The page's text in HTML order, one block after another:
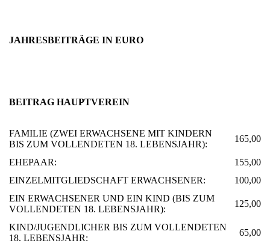
JAHRESBEITRÄGE IN EURO
BEITRAG HAUPTVEREIN
FAMILIE (ZWEI ERWACHSENE MIT KINDERN
BIS ZUM VOLLENDETEN 18. LEBENSJAHR):
165,00
EHEPAAR:
155,00
EINZELMITGLIEDSCHAFT ERWACHSENER:
100,00
EIN ERWACHSENER UND EIN KIND (BIS ZUM
VOLLENDETEN 18. LEBENSJAHR):
125,00
KIND/JUGENDLICHER BIS ZUM VOLLENDETEN
18. LEBENSJAHR:
65,00